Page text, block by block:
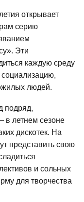
открывает
серию
Эти
каждую среду
людей.
подряд,
в летнем сезоне
дискотек. На
представить свою
и сольных
для творчества